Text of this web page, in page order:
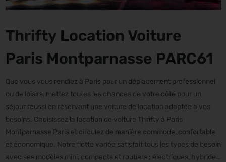
Thrifty Location Voiture
Paris Montparnasse PARC61
Que vous vous rendiez à Paris pour un déplacement professionnel
ou de loisirs, mettez toutes les chances de votre côté pour un
séjour réussi en réservant une voiture de location adaptée à vos
besoins. Choisissez la location de voiture Thrifty à Paris
Montparnasse Paris et circulez de manière commode, confortable
et économique. Notre flotte variée satisfait tous les types de besoin
avec ses modèles mini, compacts et routiers ; électriques, hybrides